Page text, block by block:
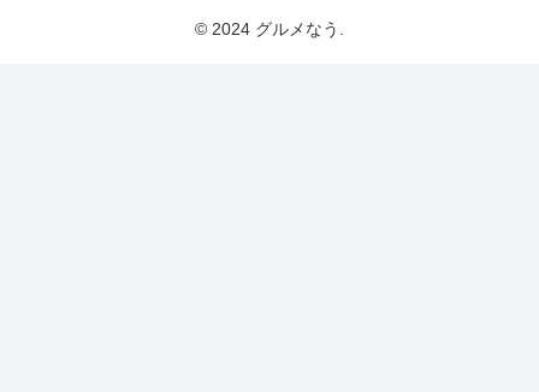
© 2024 グルメなう.